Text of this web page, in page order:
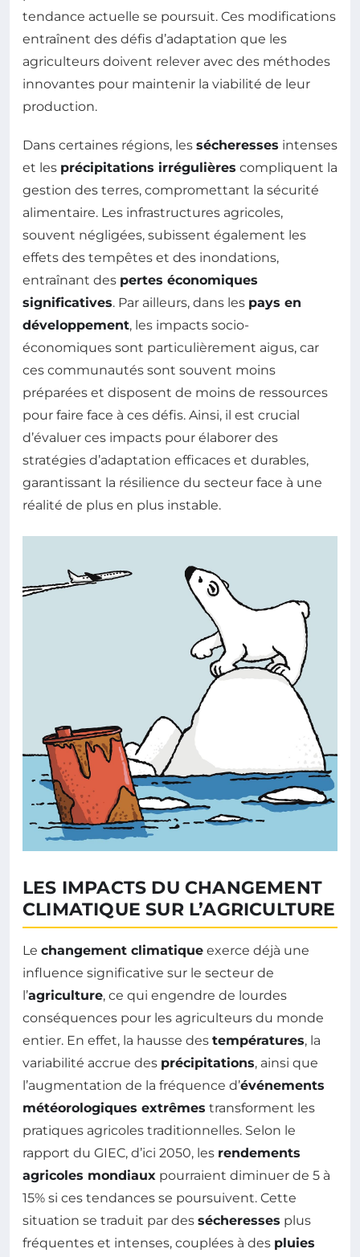
tendance actuelle se poursuit. Ces modifications
entraînent des défis d’adaptation que les
agriculteurs doivent relever avec des méthodes
innovantes pour maintenir la viabilité de leur
production.
Dans certaines régions, les sécheresses intenses
et les précipitations irrégulières compliquent la
gestion des terres, compromettant la sécurité
alimentaire. Les infrastructures agricoles,
souvent négligées, subissent également les
effets des tempêtes et des inondations,
entraînant des pertes économiques
significatives. Par ailleurs, dans les pays en
développement, les impacts socio-
économiques sont particulièrement aigus, car
ces communautés sont souvent moins
préparées et disposent de moins de ressources
pour faire face à ces défis. Ainsi, il est crucial
d’évaluer ces impacts pour élaborer des
stratégies d’adaptation efficaces et durables,
garantissant la résilience du secteur face à une
réalité de plus en plus instable.
LES IMPACTS DU CHANGEMENT
CLIMATIQUE SUR L’AGRICULTURE
Le changement climatique exerce déjà une
influence significative sur le secteur de
l’agriculture, ce qui engendre de lourdes
conséquences pour les agriculteurs du monde
entier. En effet, la hausse des températures, la
variabilité accrue des précipitations, ainsi que
l’augmentation de la fréquence d’événements
météorologiques extrêmes transforment les
pratiques agricoles traditionnelles. Selon le
rapport du GIEC, d’ici 2050, les rendements
agricoles mondiaux pourraient diminuer de 5 à
15% si ces tendances se poursuivent. Cette
situation se traduit par des sécheresses plus
fréquentes et intenses, couplées à des pluies